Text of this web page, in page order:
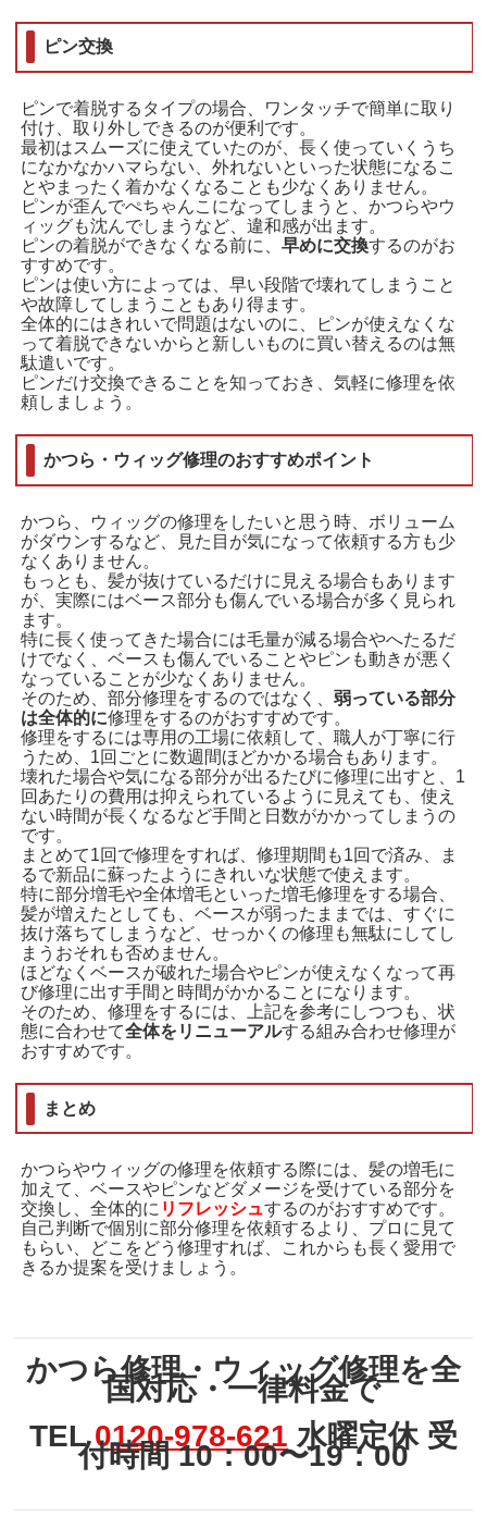
ピン交換
ピンで着脱するタイプの場合、ワンタッチで簡単に取り
付け、取り外しできるのが便利です。
最初はスムーズに使えていたのが、長く使っていくうち
になかなかハマらない、外れないといった状態になるこ
とやまったく着かなくなることも少なくありません。
ピンが歪んでぺちゃんこになってしまうと、かつらやウ
ィッグも沈んでしまうなど、違和感が出ます。
ピンの着脱ができなくなる前に、早めに交換するのがお
すすめです。
ピンは使い方によっては、早い段階で壊れてしまうこと
や故障してしまうこともあり得ます。
全体的にはきれいで問題はないのに、ピンが使えなくな
って着脱できないからと新しいものに買い替えるのは無
駄遣いです。
ピンだけ交換できることを知っておき、気軽に修理を依
頼しましょう。
かつら・ウィッグ修理のおすすめポイント
かつら、ウィッグの修理をしたいと思う時、ボリューム
がダウンするなど、見た目が気になって依頼する方も少
なくありません。
もっとも、髪が抜けているだけに見える場合もあります
が、実際にはベース部分も傷んでいる場合が多く見られ
ます。
特に長く使ってきた場合には毛量が減る場合やへたるだ
けでなく、ベースも傷んでいることやピンも動きが悪く
なっていることが少なくありません。
そのため、部分修理をするのではなく、弱っている部分
は全体的に修理をするのがおすすめです。
修理をするには専用の工場に依頼して、職人が丁寧に行
うため、1回ごとに数週間ほどかかる場合もあります。
壊れた場合や気になる部分が出るたびに修理に出すと、1
回あたりの費用は抑えられているように見えても、使え
ない時間が長くなるなど手間と日数がかかってしまうの
です。
まとめて1回で修理をすれば、修理期間も1回で済み、ま
るで新品に蘇ったようにきれいな状態で使えます。
特に部分増毛や全体増毛といった増毛修理をする場合、
髪が増えたとしても、ベースが弱ったままでは、すぐに
抜け落ちてしまうなど、せっかくの修理も無駄にしてし
まうおそれも否めません。
ほどなくベースが破れた場合やピンが使えなくなって再
び修理に出す手間と時間がかかることになります。
そのため、修理をするには、上記を参考にしつつも、状
態に合わせて全体をリニューアルする組み合わせ修理が
おすすめです。
まとめ
かつらやウィッグの修理を依頼する際には、髪の増毛に
加えて、ベースやピンなどダメージを受けている部分を
交換し、全体的に リフレッシュするのがおすすめです。
自己判断で個別に部分修理を依頼するより、プロに見て
もらい、どこをどう修理すれば、これからも長く愛用で
きるか提案を受けましょう。
かつら修理・ウィッグ修理を全
国対応・一律料金で
TEL0120-978-621 水曜定休 受
付時間 10：00〜19：00